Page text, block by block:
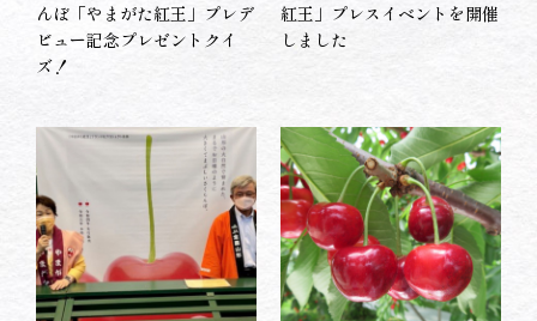
んぼ「やまがた紅王」プレデ
ビュー記念プレゼントクイ
ズ！
紅王」プレスイベントを開催
しました